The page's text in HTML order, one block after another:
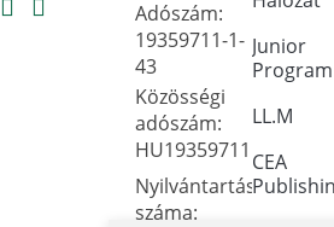
Adószám:
19359711-1-
43
Közösségi
adószám:
HU19359711
Nyilvántartási
száma:
Junior
Program
LL.M
CEA